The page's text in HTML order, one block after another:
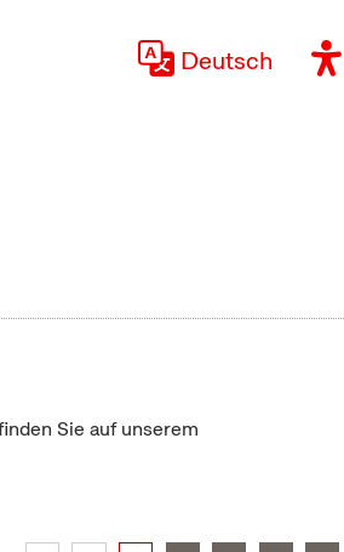
Deutsch
Sie auf unserem